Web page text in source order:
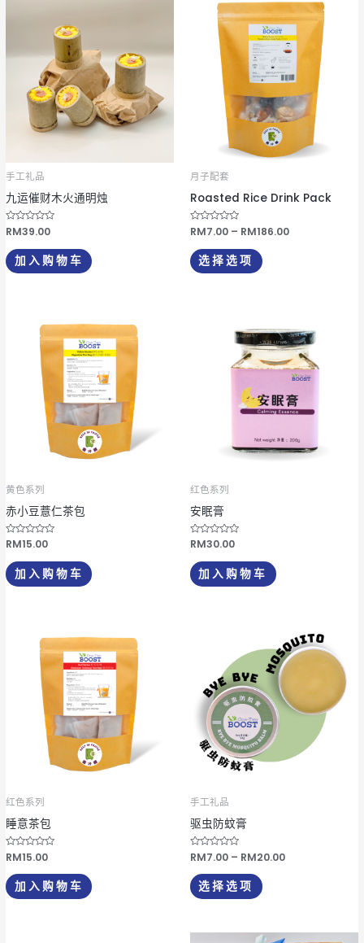
手工礼品
九运催财木火通明烛
评
分
&
s
o
RM39.00
加入购物车
月子配套
Roasted Rice Drink Pack
评
分
&
s
o
RM7.00 – RM186.00
格
范
围：
RM7.00
至
RM186.00
选择选项
本
产
品
有
多
种
变
体。
产
品
面
择
这
些
选
项
黄色系列
赤小豆薏仁茶包
评
分
&
s
o
RM15.00
加入购物车
红色系列
安眠膏
评
分
&
s
o
RM30.00
加入购物车
红色系列
睡意茶包
评
分
&
s
o
RM15.00
加入购物车
手工礼品
驱虫防蚊膏
评
分
&
s
o
RM7.00 – RM20.00
格
范
围：
RM20.00
选择选项
产
品
有
多
种
变
品
面
选